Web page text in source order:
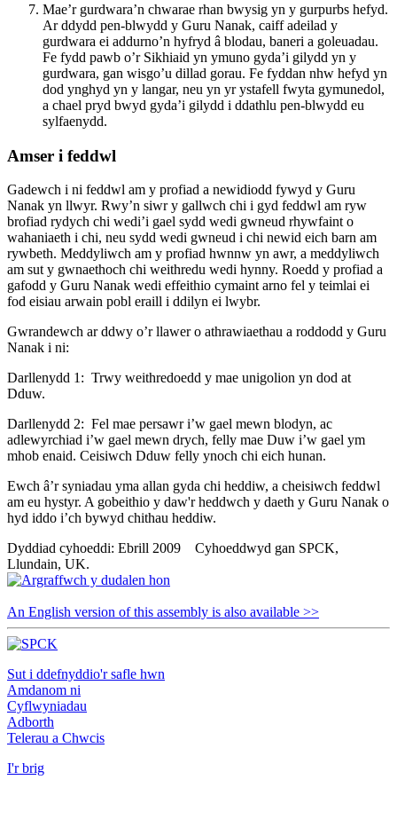
Mae’r gurdwara’n chwarae rhan bwysig yn y gurpurbs hefyd.
Ar ddydd pen-blwydd y Guru Nanak, caiff adeilad y
gurdwara ei addurno’n hyfryd â blodau, baneri a goleuadau.
Fe fydd pawb o’r Sikhiaid yn ymuno gyda’i gilydd yn y
gurdwara, gan wisgo’u dillad gorau. Fe fyddan nhw hefyd yn
dod ynghyd yn y langar, neu yn yr ystafell fwyta gymunedol,
a chael pryd bwyd gyda’i gilydd i ddathlu pen-blwydd eu
sylfaenydd.
Amser i feddwl
Gadewch i ni feddwl am y profiad a newidiodd fywyd y Guru
Nanak yn llwyr. Rwy’n siwr y gallwch chi i gyd feddwl am ryw
brofiad rydych chi wedi’i gael sydd wedi gwneud rhywfaint o
wahaniaeth i chi, neu sydd wedi gwneud i chi newid eich barn am
rywbeth. Meddyliwch am y profiad hwnnw yn awr, a meddyliwch
am sut y gwnaethoch chi weithredu wedi hynny. Roedd y profiad a
gafodd y Guru Nanak wedi effeithio cymaint arno fel y teimlai ei
fod eisiau arwain pobl eraill i ddilyn ei lwybr.
Gwrandewch ar ddwy o’r llawer o athrawiaethau a roddodd y Guru
Nanak i ni:
Darllenydd 1: Trwy weithredoedd y mae unigolion yn dod at
Dduw.
Darllenydd 2: Fel mae persawr i’w gael mewn blodyn, ac
adlewyrchiad i’w gael mewn drych, felly mae Duw i’w gael ym
mhob enaid. Ceisiwch Dduw felly ynoch chi eich hunan.
Ewch â’r syniadau yma allan gyda chi heddiw, a cheisiwch feddwl
am eu hystyr. A gobeithio y daw'r heddwch y daeth y Guru Nanak o
hyd iddo i’ch bywyd chithau heddiw.
Dyddiad cyhoeddi: Ebrill 2009 Cyhoeddwyd gan SPCK,
Llundain, UK.
An English version of this assembly is also available >>
Sut i ddefnyddio'r safle hwn
Amdanom ni
Cyflwyniadau
Adborth
Telerau a Chwcis
I'r brig